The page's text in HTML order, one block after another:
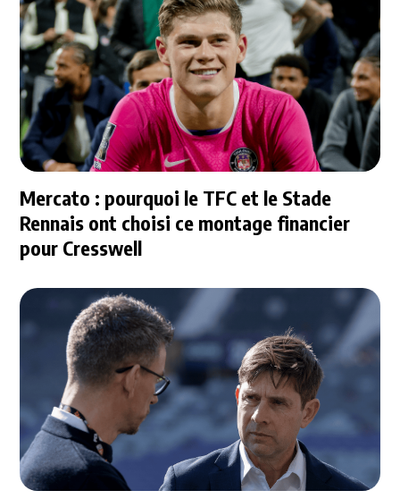
Mercato : pourquoi le TFC et le Stade
Rennais ont choisi ce montage financier
pour Cresswell